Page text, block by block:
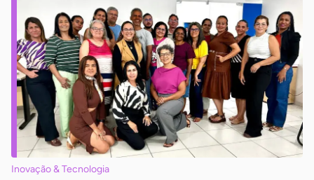
Inovação & Tecnologia